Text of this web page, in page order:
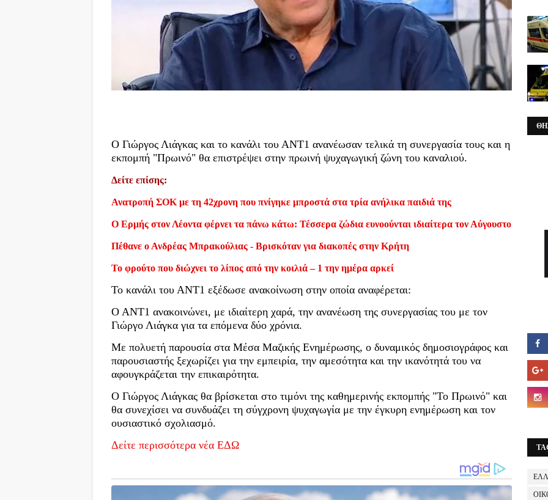
Ο Γιώργος Λιάγκας και το κανάλι του ΑΝΤ1 ανανέωσαν τελικά τη συνεργασία τους και η
εκπομπή "Πρωινό" θα επιστρέψει στην πρωινή ψυχαγωγική ζώνη του καναλιού.
Δείτε επίσης:
Ανατροπή ΣΟΚ με τη 42χρονη που πνίγηκε μπροστά στα τρία ανήλικα παιδιά της
Ο Ερμής στον Λέοντα φέρνει τα πάνω κάτω: Τέσσερα ζώδια ευνοούνται ιδιαίτερα τον Αύγουστο
Πέθανε ο Ανδρέας Μπρακούλιας - Βρισκόταν για διακοπές στην Κρήτη
Το φρούτο που διώχνει το λίπος από την κοιλιά – 1 την ημέρα αρκεί
Το κανάλι του ΑΝΤ1 εξέδωσε ανακοίνωση στην οποία αναφέρεται:
Ο ΑΝΤ1 ανακοινώνει, με ιδιαίτερη χαρά, την ανανέωση της συνεργασίας του με τον
Γιώργο Λιάγκα για τα επόμενα δύο χρόνια.
Με πολυετή παρουσία στα Μέσα Μαζικής Ενημέρωσης, ο δυναμικός δημοσιογράφος και
παρουσιαστής ξεχωρίζει για την εμπειρία, την αμεσότητα και την ικανότητά του να
αφουγκράζεται την επικαιρότητα.
Ο Γιώργος Λιάγκας θα βρίσκεται στο τιμόνι της καθημερινής εκπομπής "Το Πρωινό" και
θα συνεχίσει να συνδυάζει τη σύγχρονη ψυχαγωγία με την έγκυρη ενημέρωση και τον
ουσιαστικό σχολιασμό.
Δείτε περισσότερα νέα ΕΔΩ